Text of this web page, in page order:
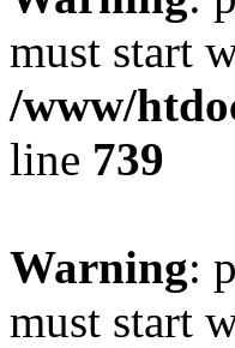
must start
/www/
line 739
Warning:
must start